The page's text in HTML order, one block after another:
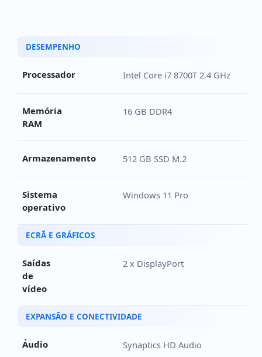
Ficha técnica do HP EliteDesk 800 G4 Mini
DESEMPENHO
Processador Intel Core i7 8700T 2.4 GHz
Memória
RAM
16 GB DDR4
Armazenamento 512 GB SSD M.2
Sistema
operativo
Windows 11 Pro
ECRÃ E GRÁFICOS
Saídas
de
vídeo
2 x DisplayPort
EXPANSÃO E CONECTIVIDADE
Áudio Synaptics HD Audio